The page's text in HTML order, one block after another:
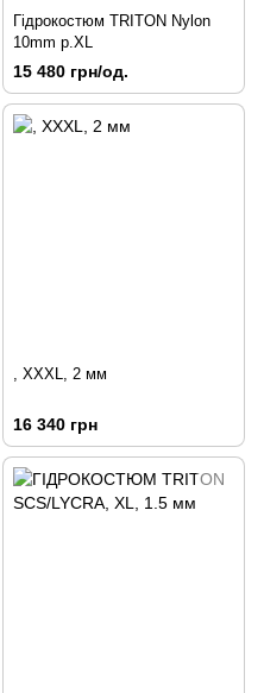
Гідрокостюм TRITON Nylon
10mm p.XL
15 480 грн/од.
, XXXL, 2 мм
16 340 грн